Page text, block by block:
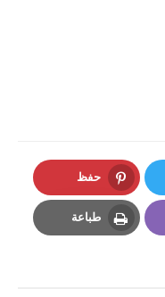
حفظ
Pinterest
طباعة